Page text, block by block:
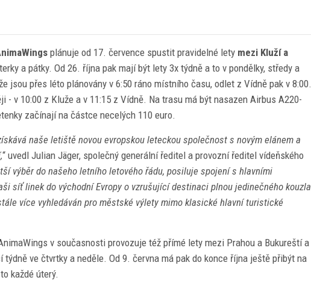
plánuje od 17. července spustit pravidelné lety mezi Kluží a
a pátky. Od 26. října pak mají být lety 3x týdně a to v pondělky, středy a
jsou přes léto plánovány v 6:50 ráno místního času, odlet z Vídně pak v 8:00.
- v 10:00 z Kluže a v 11:15 z Vídně. Na trasu má být nasazen Airbus A220-
začínají na částce necelých 110 euro.
naše letiště novou evropskou leteckou společnost s novým elánem a
“ uvedl Julian Jäger, společný generální ředitel a provozní ředitel vídeňského
výběr do našeho letního letového řádu, posiluje spojení s hlavními
síť linek do východní Evropy o vzrušující destinaci plnou jedinečného kouzla
více vyhledáván pro městské výlety mimo klasické hlavní turistické
v současnosti provozuje též přímé lety mezi Prahou a Bukureští a
ve čtvrtky a neděle. Od 9. června má pak do konce října ještě přibýt na
každé úterý.